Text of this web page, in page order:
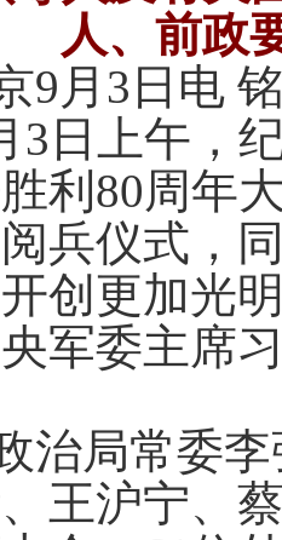
人、前政
9月3日电
3日上午，
利80周年
兵仪式，
创更加光
军委主席
治局常委
王沪宁、